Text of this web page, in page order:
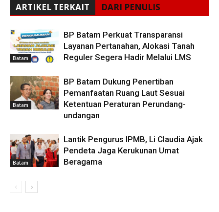
ARTIKEL TERKAIT DARI PENULIS
Batam
BP Batam Perkuat Transparansi
Layanan Pertanahan, Alokasi Tanah
Reguler Segera Hadir Melalui LMS
Batam
BP Batam Dukung Penertiban
Pemanfaatan Ruang Laut Sesuai
Ketentuan Peraturan Perundang-
undangan
Batam
Lantik Pengurus IPMB, Li Claudia Ajak
Pendeta Jaga Kerukunan Umat
Beragama